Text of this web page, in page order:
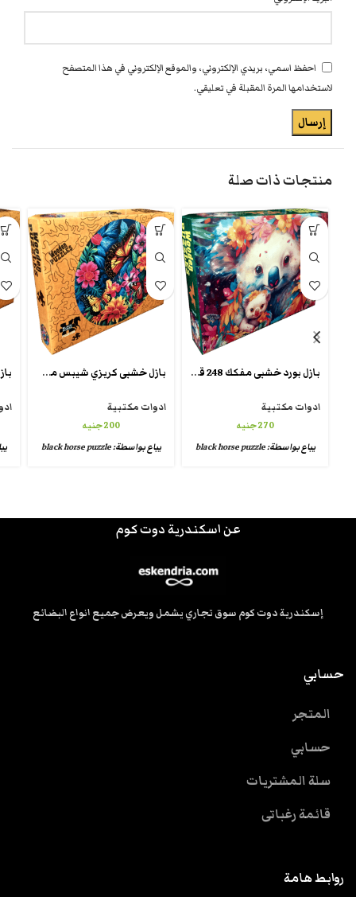
احفظ اسمي، بريدي الإلكتروني، والموقع الإلكتروني في هذا المتصفح
لاستخدامها المرة المقبلة في تعليقي.
منتجات ذات صلة
بازل بورد خشبى مفكك 248 قطعة تقطيع كريزى شيبس wooden crazy puzzle
ادوات مكتبية
270جنيه
يباع بواسطة:black horse puzzle
بازل خشبى كريزي شيبس من بلاك هورس crazy puzzle unique
ادوات مكتبية
200جنيه
يباع بواسطة:black horse puzzle
عن اسكندرية دوت كوم
إسكندرية دوت كوم سوق تجاري يشمل ويعرض جميع انواع البضائع
حسابي
المتجر
حسابي
سلة المشتريات
قائمة رغباتى
روابط هامة